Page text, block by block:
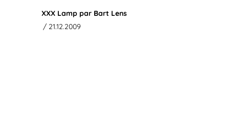
XXX Lamp par Bart Lens
/ 21.12.2009